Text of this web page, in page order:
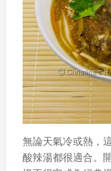
無論天氣冷或熱，
酸辣湯都很適合。